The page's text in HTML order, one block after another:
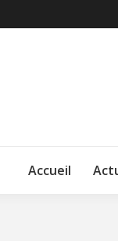
Accueil